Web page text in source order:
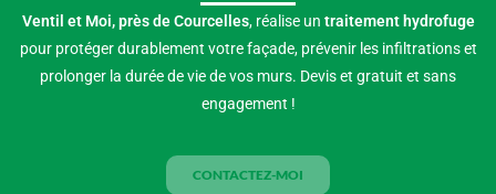
Ventil et Moi, près de Courcelles, réalise un traitement hydrofuge
pour protéger durablement votre façade, prévenir les infiltrations et
prolonger la durée de vie de vos murs. Devis et gratuit et sans
engagement !
CONTACTEZ-MOI